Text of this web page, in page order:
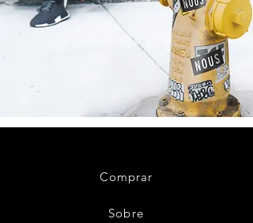
Comprar
Sobre